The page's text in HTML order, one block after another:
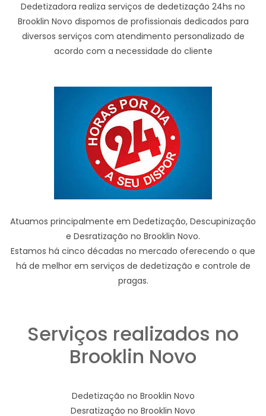
Dedetizadora realiza serviços de dedetização 24hs no
Brooklin Novo dispomos de profissionais dedicados para
diversos serviços com atendimento personalizado de
acordo com a necessidade do cliente
Atuamos principalmente em Dedetização, Descupinização
e Desratização no Brooklin Novo.
Estamos há cinco décadas no mercado oferecendo o que
há de melhor em serviços de dedetização e controle de
pragas.
Serviços realizados no
Brooklin Novo
Dedetização no Brooklin Novo
Desratização no Brooklin Novo